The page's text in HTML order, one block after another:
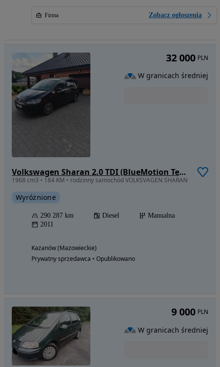
Firma Zobacz ogłoszenia
Volkswagen Sharan 2.0 TDI (BlueMotion Technology) Comfortline
1968 cm3 • 184 KM • rodzinny samochód VOLKSVAGEN SHARAN
Wyróżnione
290 287 km Diesel
Manualna
2011
Kazanów (Mazowieckie)
Prywatny sprzedawca • Opublikowano
32 000 PLN
W granicach średniej
9 000 PLN
W granicach średniej